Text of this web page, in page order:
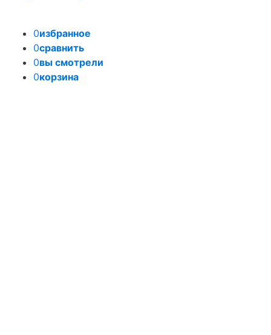
0избранное
0сравнить
0вы смотрели
0корзина